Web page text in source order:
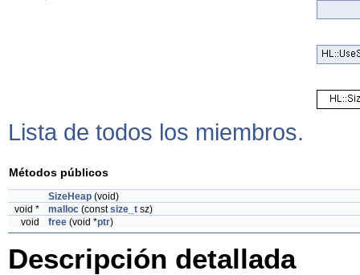
Lista de todos los miembros.
Métodos públicos
SizeHeap (void)
void *
malloc (constsize_t sz)
void
free (void *ptr)
Descripción detallada